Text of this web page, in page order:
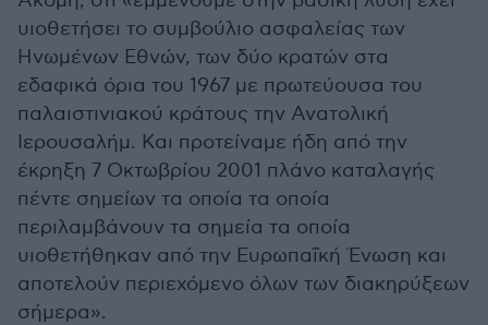
υιοθετήσει το συμβούλιο ασφαλείας των
Ηνωμένων Εθνών, των δύο κρατών στα
εδαφικά όρια του 1967 με πρωτεύουσα του
παλαιστινιακού κράτους την Ανατολική
Ιερουσαλήμ. Και προτείναμε ήδη από την
έκρηξη 7 Οκτωβρίου 2001 πλάνο καταλαγής
πέντε σημείων τα οποία τα οποία
περιλαμβάνουν τα σημεία τα οποία
υιοθετήθηκαν από την Ευρωπαΐκή Ένωση και
αποτελούν περιεχόμενο όλων των διακηρύξεων
σήμερα».